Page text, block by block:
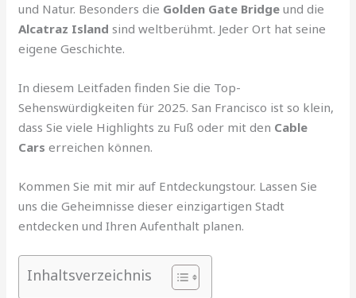
und Natur. Besonders die Golden Gate Bridge und die
Alcatraz Island sind weltberühmt. Jeder Ort hat seine
eigene Geschichte.
In diesem Leitfaden finden Sie die Top-
Sehenswürdigkeiten für 2025. San Francisco ist so klein,
dass Sie viele Highlights zu Fuß oder mit den Cable
Cars erreichen können.
Kommen Sie mit mir auf Entdeckungstour. Lassen Sie
uns die Geheimnisse dieser einzigartigen Stadt
entdecken und Ihren Aufenthalt planen.
Inhaltsverzeichnis